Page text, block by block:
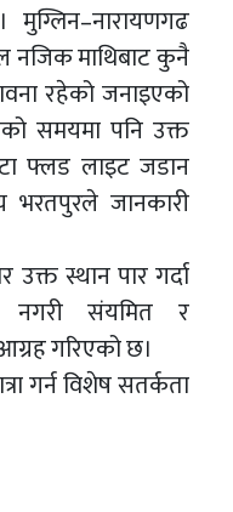
मुग्लिन–नारायणगढ
माथिबाट कुनै
रहेको जनाइएको
समयमा पनि उक्त
फ्लड लाइट जडान
भरतपुरले जानकारी
स्थान पार गर्दा
संयमित र
गरिएको छ।
गर्न विशेष सतर्कता